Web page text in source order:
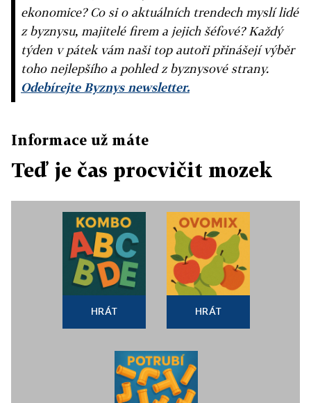
ekonomice? Co si o aktuálních trendech myslí lidé
z byznysu, majitelé firem a jejich šéfové? Každý
týden v pátek vám naši top autoři přinášejí výběr
toho nejlepšího a pohled z byznysové strany.
Odebírejte Byznys newsletter.
Informace už máte
Teď je čas procvičit mozek
HRÁT HRÁT